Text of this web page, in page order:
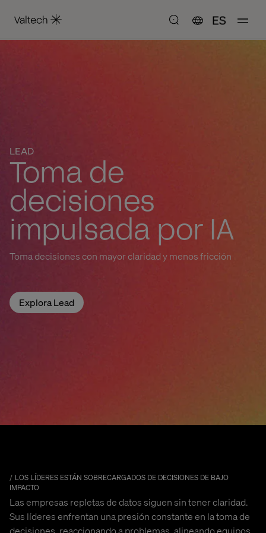
ES
Toma de
decisiones
impulsada por IA
Toma decisiones con mayor claridad y menos fricción
LEAD
Explora Lead
LOS LÍDERES ESTÁN SOBRECARGADOS DE DECISIONES DE BAJO
IMPACTO
Las empresas repletas de datos siguen sin tener claridad.
Sus líderes enfrentan una presión constante en la toma de
decisiones, reaccionando a problemas, alineando equipos